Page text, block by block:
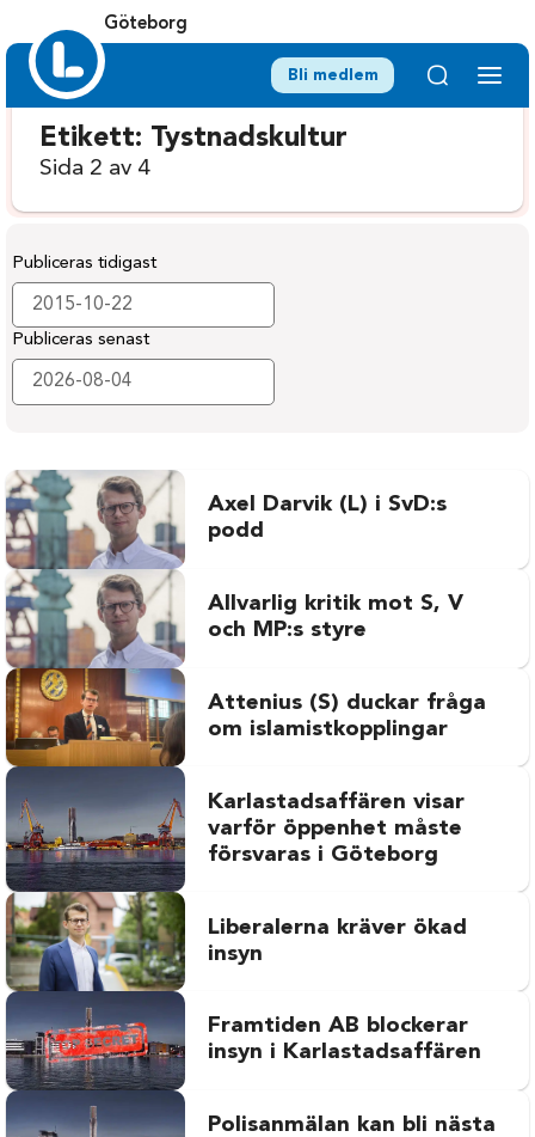
Göteborg
Bli medlem
Etikett: Tystnadskultur
Sida 2 av 4
Publiceras tidigast
Publiceras senast
Axel Darvik (L) i SvD:s
podd
Allvarlig kritik mot S, V
och MP:s styre
Attenius (S) duckar fråga
om islamistkopplingar
Karlastadsaffären visar
varför öppenhet måste
försvaras i Göteborg
Liberalerna kräver ökad
insyn
Framtiden AB blockerar
insyn i Karlastadsaffären
Polisanmälan kan bli nästa